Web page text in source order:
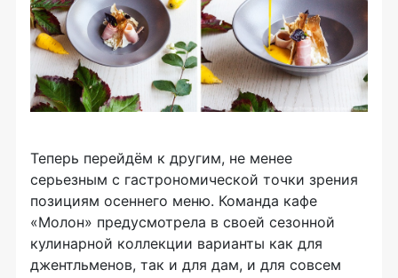
Теперь перейдём к другим, не менее
серьезным с гастрономической точки зрения
позициям осеннего меню. Команда кафе
«Молон» предусмотрела в своей сезонной
кулинарной коллекции варианты как для
джентльменов, так и для дам, и для совсем